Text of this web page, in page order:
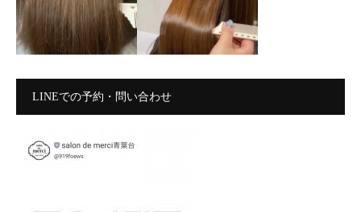
LINEでの予約・問い合わせ